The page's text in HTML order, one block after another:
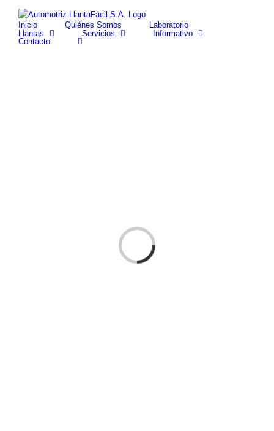
content
facebook
youtube
Inicio
Quiénes Somos
Laboratorio
Llantas
Servicios
Informativo
Contacto
Cargando...